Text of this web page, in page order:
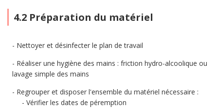
4.2 Préparation du matériel
Nettoyer et désinfecter le plan de travail
Réaliser une hygiène des mains : friction hydro-alcoolique ou
lavage simple des mains
Regrouper et disposer l'ensemble du matériel nécessaire :
Vérifier les dates de péremption